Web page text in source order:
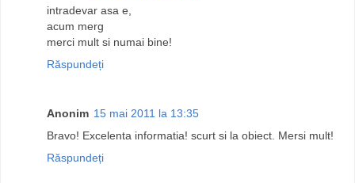
intradevar asa e,
acum merg
merci mult si numai bine!
Răspundeți
Anonim 15 mai 2011 la 13:35
Bravo! Excelenta informatia! scurt si la obiect. Mersi mult!
Răspundeți